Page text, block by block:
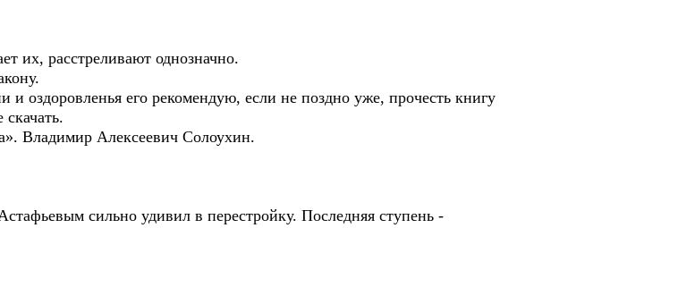
их, расстреливают однозначно.
оздоровленья его рекомендую, если не поздно уже, прочесть книгу
Владимир Алексеевич Солоухин.
сильно удивил в перестройку. Последняя ступень -